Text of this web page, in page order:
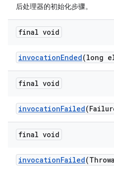
后处理器的初始化步骤。
final void
invocationEnded(long
final void
invocationFailed
final void
invocationFailed